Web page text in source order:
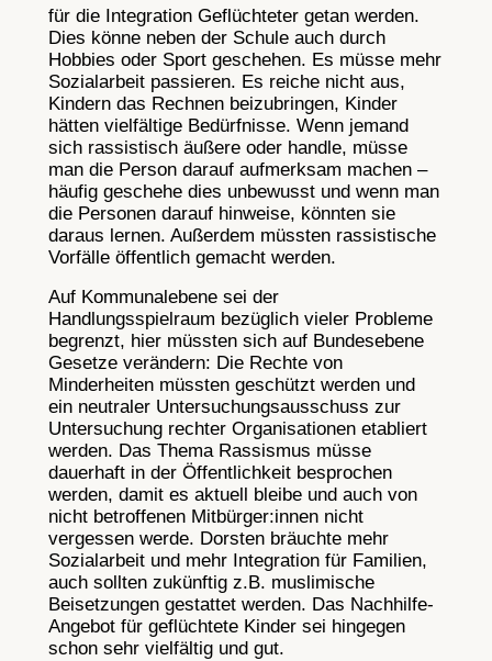
für die Integration Geflüchteter getan werden.
Dies könne neben der Schule auch durch
Hobbies oder Sport geschehen. Es müsse mehr
Sozialarbeit passieren. Es reiche nicht aus,
Kindern das Rechnen beizubringen, Kinder
hätten vielfältige Bedürfnisse. Wenn jemand
sich rassistisch äußere oder handle, müsse
man die Person darauf aufmerksam machen –
häufig geschehe dies unbewusst und wenn man
die Personen darauf hinweise, könnten sie
daraus lernen. Außerdem müssten rassistische
Vorfälle öffentlich gemacht werden.
Auf Kommunalebene sei der
Handlungsspielraum bezüglich vieler Probleme
begrenzt, hier müssten sich auf Bundesebene
Gesetze verändern: Die Rechte von
Minderheiten müssten geschützt werden und
ein neutraler Untersuchungsausschuss zur
Untersuchung rechter Organisationen etabliert
werden. Das Thema Rassismus müsse
dauerhaft in der Öffentlichkeit besprochen
werden, damit es aktuell bleibe und auch von
nicht betroffenen Mitbürger:innen nicht
vergessen werde. Dorsten bräuchte mehr
Sozialarbeit und mehr Integration für Familien,
auch sollten zukünftig z.B. muslimische
Beisetzungen gestattet werden. Das Nachhilfe-
Angebot für geflüchtete Kinder sei hingegen
schon sehr vielfältig und gut.